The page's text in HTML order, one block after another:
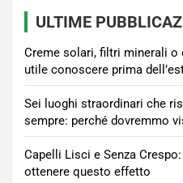
ULTIME
Creme solari, filtri minerali o
utile conoscere prima
Sei luoghi straordinari che
sempre: perché dovremmo
Capelli Lisci e Senza
ottenere questo effetto